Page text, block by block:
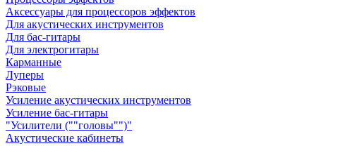
Аксессуары для процессоров эффектов
Для акустических инструментов
Для бас-гитары
Для электрогитары
Карманные
Луперы
Рэковые
Усиление акустических инструментов
Усиление бас-гитары
"Усилители (""головы"")"
Акустические кабинеты